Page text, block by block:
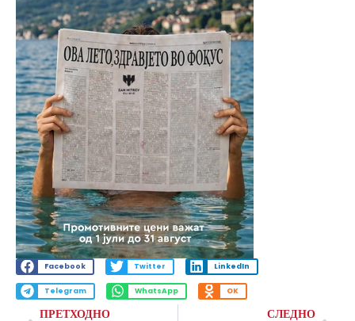
Facebook Twitter LinkedIn
Telegram WhatsApp OK
ПРЕТХОДНО СЛЕДНО